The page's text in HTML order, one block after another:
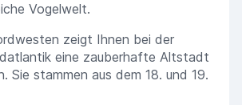
Vogelwelt.
zeigt Ihnen bei der
eine zauberhafte Altstadt
Sie stammen aus dem 18. und 19.